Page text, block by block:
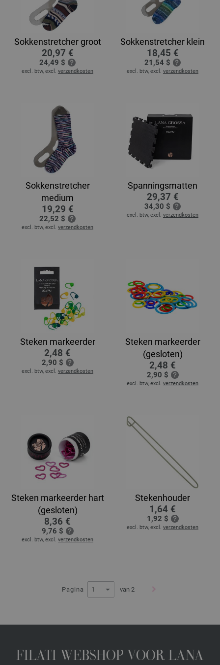
Sokkenstretcher groot
20,97 €
24,49 $
excl. btw, excl. verzendkosten
Sokkenstretcher klein
18,45 €
21,54 $
excl. btw, excl. verzendkosten
Sokkenstretcher
medium
19,29 €
22,52 $
excl. btw, excl. verzendkosten
Spanningsmatten
29,37 €
34,30 $
excl. btw, excl. verzendkosten
Steken markeerder
2,48 €
2,90 $
excl. btw, excl. verzendkosten
Steken markeerder
(gesloten)
2,48 €
2,90 $
excl. btw, excl. verzendkosten
Steken markeerder hart
(gesloten)
8,36 €
9,76 $
excl. btw, excl. verzendkosten
Stekenhouder
1,64 €
1,92 $
excl. btw, excl. verzendkosten
Pagina van 2
FILATI WEBSHOP VOOR LANA